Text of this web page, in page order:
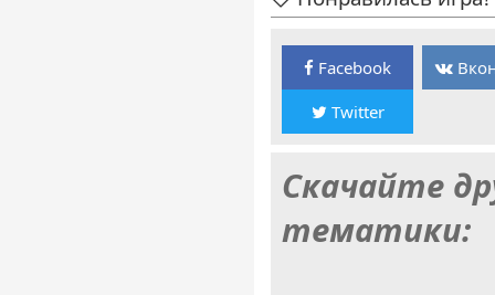
Facebook
Twitter
Скачайте
тематики: